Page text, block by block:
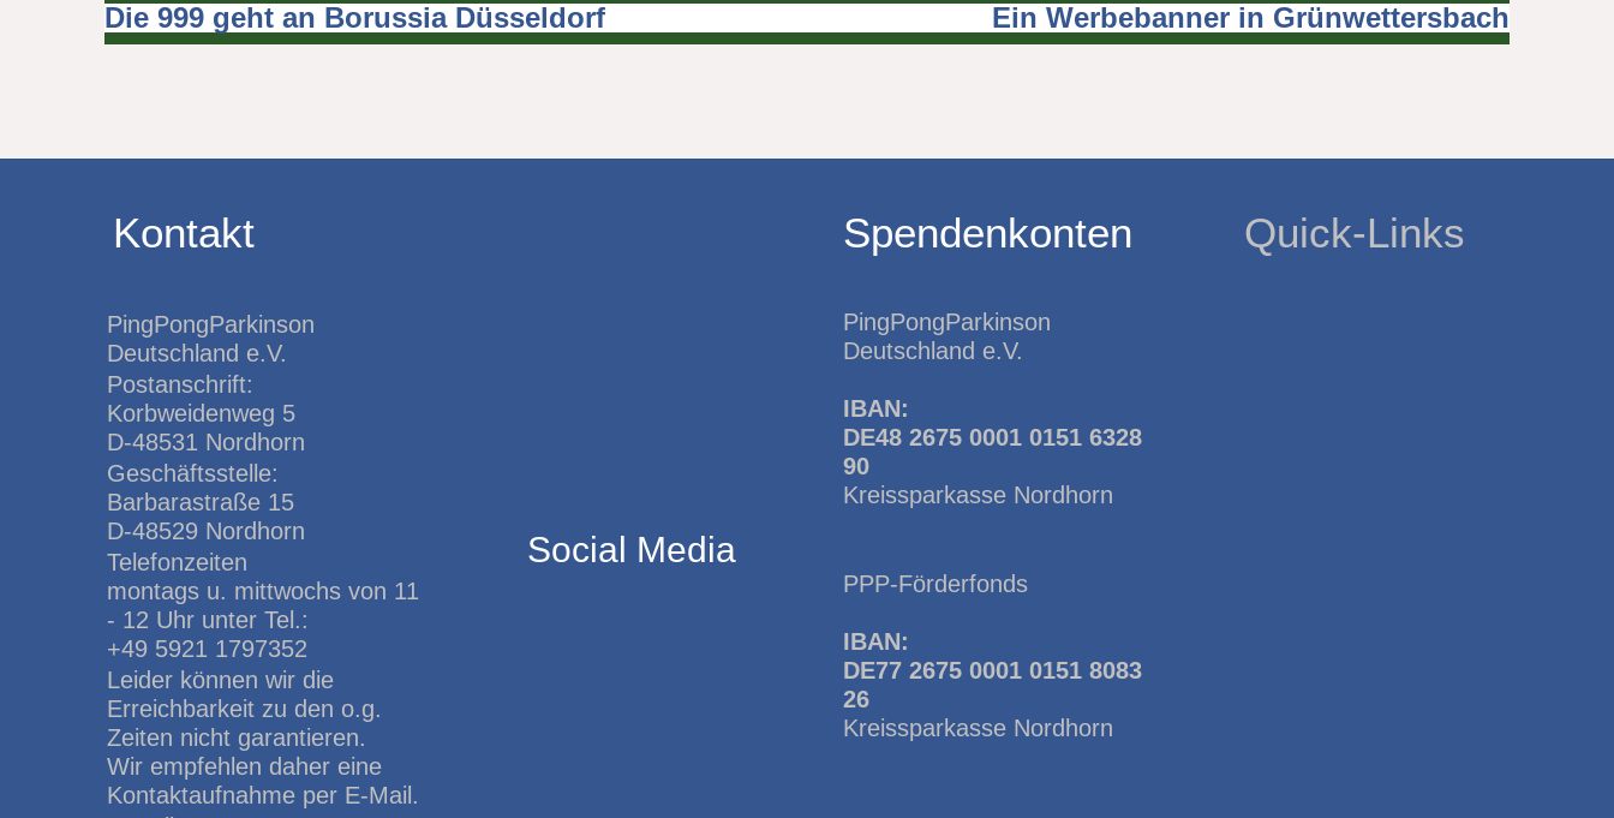
Beitragsnavigation
Die 999 geht an Borussia Düsseldorf Ein Werbebanner in Grünwettersbach
Kontakt
PingPongParkinson
Deutschland e.V.
Postanschrift:
Korbweidenweg 5
D-48531 Nordhorn
Geschäftsstelle:
Barbarastraße 15
D-48529 Nordhorn
Telefonzeiten
montags u. mittwochs von 11
- 12 Uhr unter Tel.:
+49 5921 1797352
Leider können wir die
Erreichbarkeit zu den o.g.
Zeiten nicht garantieren.
Wir empfehlen daher eine
Kontaktaufnahme per E-Mail.
Social Media
Spendenkonten
PingPongParkinson
Deutschland e.V.
IBAN:
DE48 2675 0001 0151 6328
90
Kreissparkasse Nordhorn
PPP-Förderfonds
IBAN:
DE77 2675 0001 0151 8083
26
Kreissparkasse Nordhorn
Quick-Links